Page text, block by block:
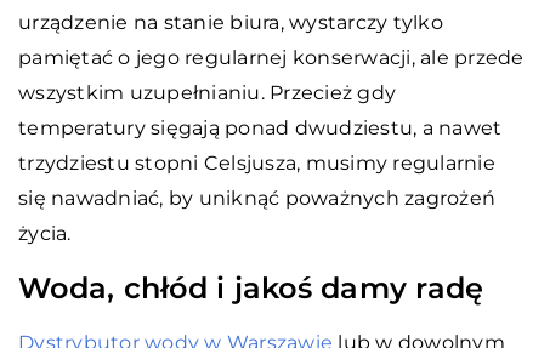
urządzenie na stanie biura, wystarczy tylko
pamiętać o jego regularnej konserwacji, ale przede
wszystkim uzupełnianiu. Przecież gdy
temperatury sięgają ponad dwudziestu, a nawet
trzydziestu stopni Celsjusza, musimy regularnie
się nawadniać, by uniknąć poważnych zagrożeń
życia.
Woda, chłód i jakoś damy radę
Dystrybutor wody w Warszawie lub w dowolnym